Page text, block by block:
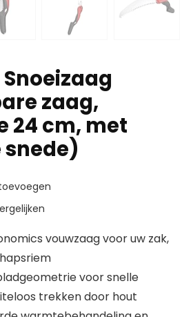
Snoeizaag
zaag,
24 cm, met
vouwzaag voor uw zak,
voor snelle
trekken door hout